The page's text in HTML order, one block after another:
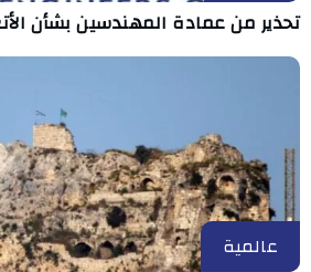
تحذير من عمادة المهندسين بشأن
عالمية